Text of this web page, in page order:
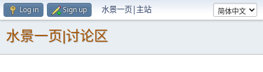
Log in Sign up 水景一页|主站
水景一页|讨论区